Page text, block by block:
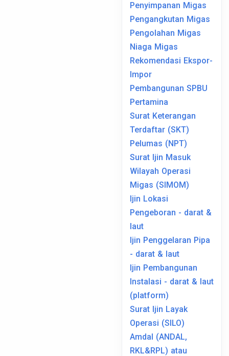
Penyimpanan Migas
Pengangkutan Migas
Pengolahan Migas
Niaga Migas
Rekomendasi Ekspor-
Impor
Pembangunan SPBU
Pertamina
Surat Keterangan
Terdaftar (SKT)
Pelumas (NPT)
Surat Ijin Masuk
Wilayah Operasi
Migas (SIMOM)
Ijin Lokasi
Pengeboran - darat &
laut
Ijin Penggelaran Pipa
- darat & laut
Ijin Pembangunan
Instalasi - darat & laut
(platform)
Surat Ijin Layak
Operasi (SILO)
Amdal (ANDAL,
RKL&RPL) atau